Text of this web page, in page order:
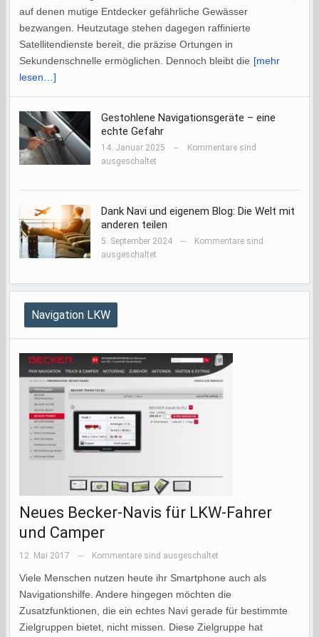
auf denen mutige Entdecker gefährliche Gewässer
bezwangen. Heutzutage stehen dagegen raffinierte
Satellitendienste bereit, die präzise Ortungen in
Sekundenschnelle ermöglichen. Dennoch bleibt die [mehr
lesen…]
Gestohlene Navigationsgeräte – eine
echte Gefahr
14. Januar 2025 —
Kommentare sind
ausgeschaltet
Dank Navi und eigenem Blog: Die Welt mit
anderen teilen
5. September 2024 —
Kommentare sind
ausgeschaltet
Navigation LKW
Neues Becker-Navis für LKW-Fahrer
und Camper
12. Mai 2017 — Kommentare sind ausgeschaltet
Viele Menschen nutzen heute ihr Smartphone auch als
Navigationshilfe. Andere hingegen möchten die
Zusatzfunktionen, die ein echtes Navi gerade für bestimmte
Zielgruppen bietet, nicht missen. Diese Zielgruppe hat